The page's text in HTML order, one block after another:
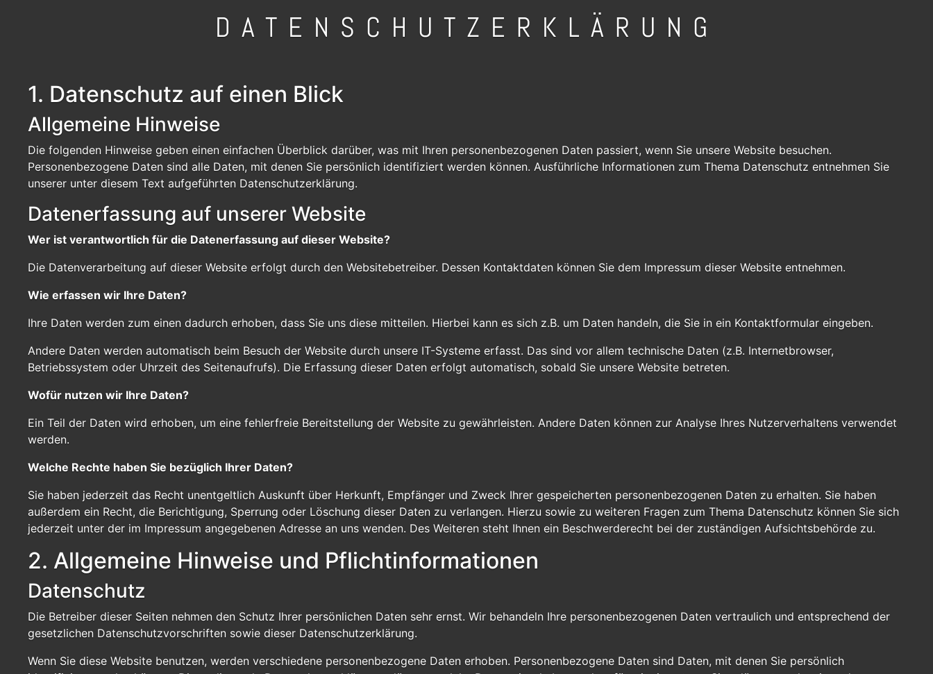
DATENSCHUTZERKLÄRUNG
1. Datenschutz auf einen Blick
Allgemeine Hinweise
Die folgenden Hinweise geben einen einfachen Überblick darüber, was mit Ihren personenbezogenen Daten passiert, wenn Sie unsere Website besuchen.
Personenbezogene Daten sind alle Daten, mit denen Sie persönlich identifiziert werden können. Ausführliche Informationen zum Thema Datenschutz entnehmen Sie
unserer unter diesem Text aufgeführten Datenschutzerklärung.
Datenerfassung auf unserer Website
Wer ist verantwortlich für die Datenerfassung auf dieser Website?
Die Datenverarbeitung auf dieser Website erfolgt durch den Websitebetreiber. Dessen Kontaktdaten können Sie dem Impressum dieser Website entnehmen.
Wie erfassen wir Ihre Daten?
Ihre Daten werden zum einen dadurch erhoben, dass Sie uns diese mitteilen. Hierbei kann es sich z.B. um Daten handeln, die Sie in ein Kontaktformular eingeben.
Andere Daten werden automatisch beim Besuch der Website durch unsere IT-Systeme erfasst. Das sind vor allem technische Daten (z.B. Internetbrowser,
Betriebssystem oder Uhrzeit des Seitenaufrufs). Die Erfassung dieser Daten erfolgt automatisch, sobald Sie unsere Website betreten.
Wofür nutzen wir Ihre Daten?
Ein Teil der Daten wird erhoben, um eine fehlerfreie Bereitstellung der Website zu gewährleisten. Andere Daten können zur Analyse Ihres Nutzerverhaltens verwendet
werden.
Welche Rechte haben Sie bezüglich Ihrer Daten?
Sie haben jederzeit das Recht unentgeltlich Auskunft über Herkunft, Empfänger und Zweck Ihrer gespeicherten personenbezogenen Daten zu erhalten. Sie haben
außerdem ein Recht, die Berichtigung, Sperrung oder Löschung dieser Daten zu verlangen. Hierzu sowie zu weiteren Fragen zum Thema Datenschutz können Sie sich
jederzeit unter der im Impressum angegebenen Adresse an uns wenden. Des Weiteren steht Ihnen ein Beschwerderecht bei der zuständigen Aufsichtsbehörde zu.
2. Allgemeine Hinweise und Pflichtinformationen
Datenschutz
Die Betreiber dieser Seiten nehmen den Schutz Ihrer persönlichen Daten sehr ernst. Wir behandeln Ihre personenbezogenen Daten vertraulich und entsprechend der
gesetzlichen Datenschutzvorschriften sowie dieser Datenschutzerklärung.
Wenn Sie diese Website benutzen, werden verschiedene personenbezogene Daten erhoben. Personenbezogene Daten sind Daten, mit denen Sie persönlich